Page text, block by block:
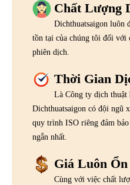
Chất Lượng
Dichthuatsaigon luôn
tồn tại của chúng tôi đối với
phiên dịch.
Thời Gian
Là Công ty dịch thuật
Dichthuatsaigon có đội ngũ
quy trình ISO riêng đảm
ngắn nhất.
Giá Luôn
Cùng với việc chất